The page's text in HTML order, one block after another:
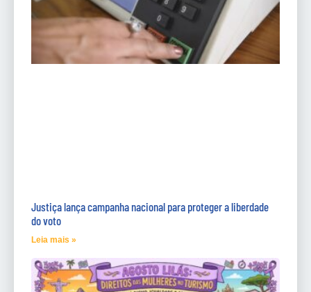
Justiça lança campanha nacional para proteger a liberdade
do voto
Leia mais »